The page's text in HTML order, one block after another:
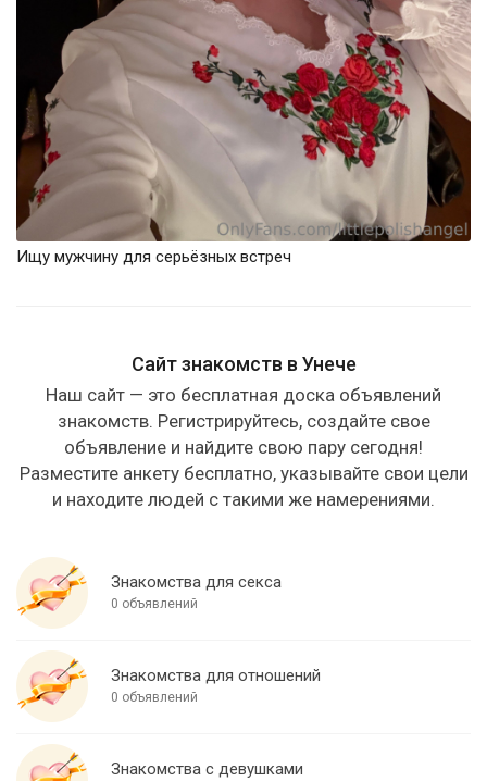
Ищу мужчину для серьёзных встреч
Сайт знакомств в Унече
Наш сайт — это бесплатная доска объявлений
знакомств. Регистрируйтесь, создайте свое
объявление и найдите свою пару сегодня!
Разместите анкету бесплатно, указывайте свои цели
и находите людей с такими же намерениями.
Знакомства для секса
0 объявлений
Знакомства для отношений
0 объявлений
Знакомства с девушками